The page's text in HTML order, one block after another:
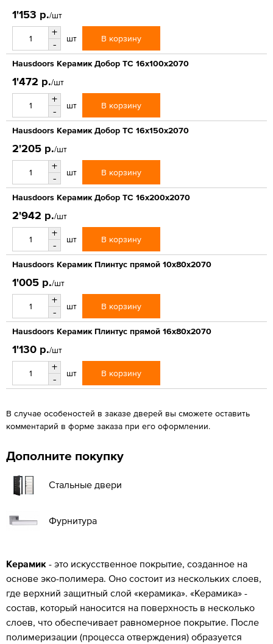
1'153 р./шт
+
-
шт В корзину
Hausdoors Керамик Добор ТС 16x100x2070
1'472 р./шт
+
-
шт В корзину
Hausdoors Керамик Добор ТС 16x150x2070
2'205 р./шт
+
-
шт В корзину
Hausdoors Керамик Добор ТС 16x200x2070
2'942 р./шт
+
-
шт В корзину
Hausdoors Керамик Плинтус прямой 10x80x2070
1'005 р./шт
+
-
шт В корзину
Hausdoors Керамик Плинтус прямой 16x80x2070
1'130 р./шт
+
-
шт В корзину
В случае особеностей в заказе дверей вы сможете оставить
комментарий в форме заказа при его оформлении.
Дополните покупку
Стальные двери
Фурнитура
Керамик - это искусственное покрытие, созданное на
основе эко-полимера. Оно состоит из нескольких слоев,
где верхний защитный слой «керамика». «Керамика» -
состав, который наносится на поверхность в несколько
слоев, что обеспечивает равномерное покрытие. После
полимеризации (процесса отверждения) образуется